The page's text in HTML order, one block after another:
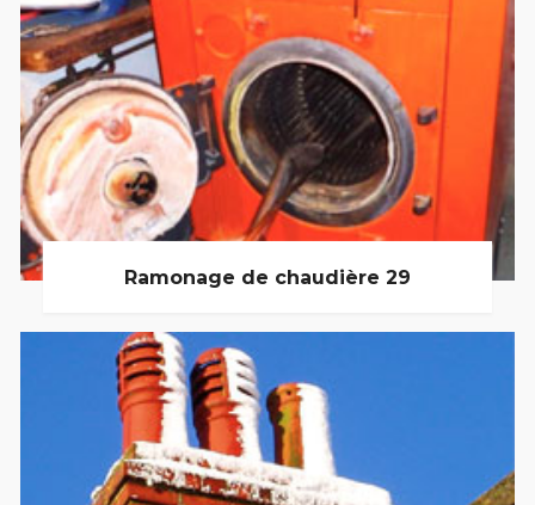
Ramonage de chaudière 29